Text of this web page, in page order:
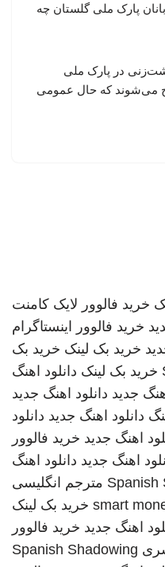
در پارک ملی
می‌شوند که حال عمومی
خرید فالوور لایک کامنت
خرید فالوور اینستاگرام
خرید بک لینک خرید بک
خرید بک لینک دانلود اهنگ
جدید دانلود اهنگ جدید
دانلود اهنگ جدید دانلود
اهنگ جدید خرید فالوور
اهنگ جدید دانلود اهنگ
Spanish مترجم انگلیسی
smart خرید بک لینک
اهنگ جدید خرید فالوور
Spanish Shadowing